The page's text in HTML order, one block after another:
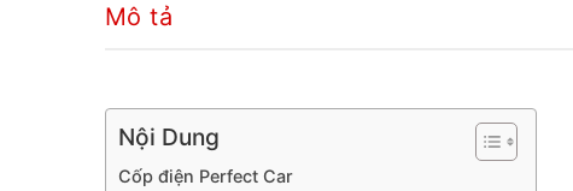
Mô tả
Nội Dung
Cốp điện Perfect Car